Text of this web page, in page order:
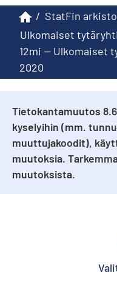
/ StatFin
Ulkomaiset
12mi -- Ulkomaiset
2020
Tietokantamuutos
kyselyihin (mm.
muuttujakoodit),
muutoksia.
muutoksista.